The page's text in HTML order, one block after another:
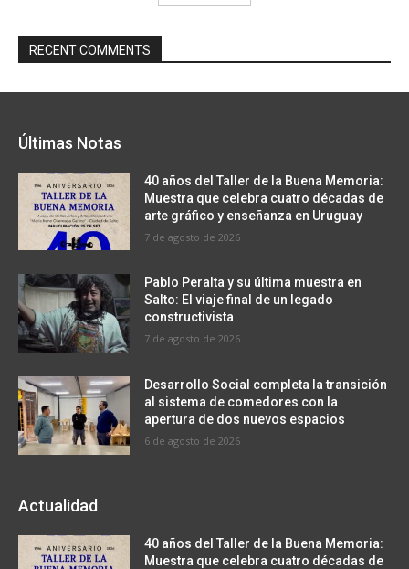
RECENT COMMENTS
Últimas Notas
40 años del Taller de la Buena Memoria:
Muestra que celebra cuatro décadas de
arte gráfico y enseñanza en Uruguay
7 de agosto de 2026
Pablo Peralta y su última muestra en
Salto: El viaje final de un legado
constructivista
7 de agosto de 2026
Desarrollo Social completa la transición
al sistema de comedores con la
apertura de dos nuevos espacios
6 de agosto de 2026
Actualidad
40 años del Taller de la Buena Memoria:
Muestra que celebra cuatro décadas de